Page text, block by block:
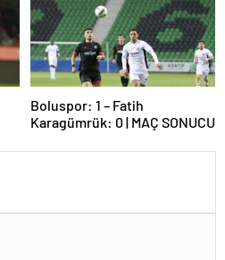
Boluspor: 1 – Fatih
Karagümrük: 0 | MAÇ SONUCU